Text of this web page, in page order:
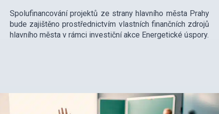
Spolufinancování projektů ze strany hlavního města Prahy
bude zajištěno prostřednictvím vlastních finančních zdrojů
hlavního města v rámci investiční akce Energetické úspory.